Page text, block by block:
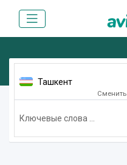
Ташкент
Сменить